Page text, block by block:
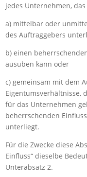
jedes Unternehmen, das
a) mittelbar oder
des Auftraggebers
b) einen
ausüben kann oder
c) gemeinsam mit dem
Eigentumsverhältnisse,
für das Unternehmen
beherrschenden
unterliegt.
Für die Zwecke diese
Einfluss“ dieselbe
Unterabsatz 2.